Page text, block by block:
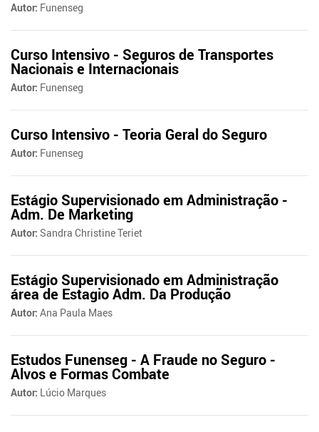
Autor: Funenseg
Curso Intensivo - Seguros de Transportes
Nacionais e Internacionais
Autor: Funenseg
Curso Intensivo - Teoria Geral do Seguro
Autor: Funenseg
Estágio Supervisionado em Administração -
Adm. De Marketing
Autor: Sandra Christine Teriet
Estágio Supervisionado em Administração
área de Estagio Adm. Da Produção
Autor: Ana Paula Maes
Estudos Funenseg - A Fraude no Seguro -
Alvos e Formas Combate
Autor: Lúcio Marques